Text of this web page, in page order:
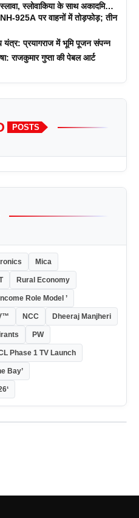
स्लोवाकिया के साथ अकादमिक
पर एक दिवसीय कार्यशाला का
NH-925A पर वाहनों में तोड़फोड़; तीन
यंत्र: प्रयागराज में भूमि पूजन संपन्न
राजकुमार गुप्ता की पेबल आर्ट
POSTS
Mica
Rural Economy
Role Model ’
NCC Dheeraj Manjheri
PW
Phase 1 TV Launch
Bay’